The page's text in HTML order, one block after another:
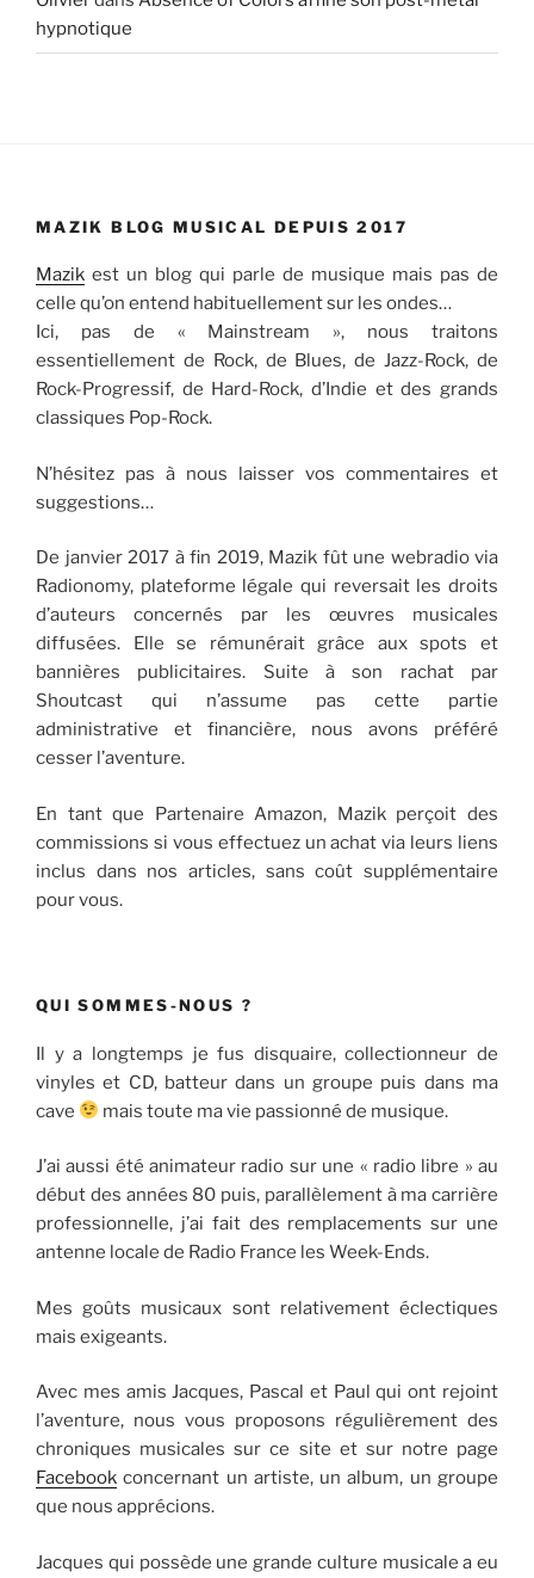
hypnotique
MAZIK BLOG MUSICAL DEPUIS 2017
Mazik est un blog qui parle de musique mais pas de
celle qu’on entend habituellement sur les ondes…
Ici, pas de « Mainstream », nous traitons
essentiellement de Rock, de Blues, de Jazz-Rock, de
Rock-Progressif, de Hard-Rock, d’Indie et des grands
classiques Pop-Rock.
N’hésitez pas à nous laisser vos commentaires et
suggestions…
De janvier 2017 à fin 2019, Mazik fût une webradio via
Radionomy, plateforme légale qui reversait les droits
d’auteurs concernés par les œuvres musicales
diffusées. Elle se rémunérait grâce aux spots et
bannières publicitaires. Suite à son rachat par
Shoutcast qui n’assume pas cette partie
administrative et financière, nous avons préféré
cesser l’aventure.
En tant que Partenaire Amazon, Mazik perçoit des
commissions si vous effectuez un achat via leurs liens
inclus dans nos articles, sans coût supplémentaire
pour vous.
QUI SOMMES-NOUS ?
Il y a longtemps je fus disquaire, collectionneur de
vinyles et CD, batteur dans un groupe puis dans ma
cave
mais toute ma vie passionné de musique.
J’ai aussi été animateur radio sur une « radio libre » au
début des années 80 puis, parallèlement à ma carrière
professionnelle, j’ai fait des remplacements sur une
antenne locale de Radio France les Week-Ends.
Mes goûts musicaux sont relativement éclectiques
mais exigeants.
Avec mes amis Jacques, Pascal et Paul qui ont rejoint
l’aventure, nous vous proposons régulièrement des
chroniques musicales sur ce site et sur notre page
Facebook concernant un artiste, un album, un groupe
que nous apprécions.
Jacques qui possède une grande culture musicale a eu